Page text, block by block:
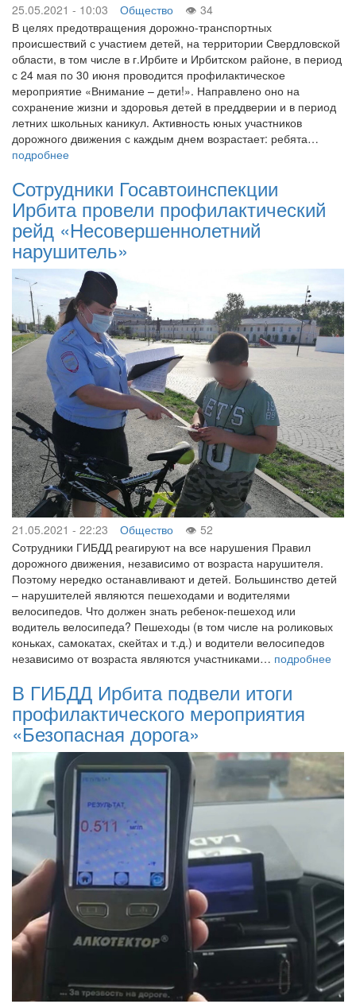
25.05.2021 - 10:03 Общество
34
В целях предотвращения дорожно-транспортных
происшествий с участием детей, на территории Свердловской
области, в том числе в г.Ирбите и Ирбитском районе, в период
с 24 мая по 30 июня проводится профилактическое
мероприятие «Внимание – дети!». Направлено оно на
сохранение жизни и здоровья детей в преддверии и в период
летних школьных каникул. Активность юных участников
дорожного движения с каждым днем возрастает: ребята…
подробнее
Сотрудники Госавтоинспекции
Ирбита провели профилактический
рейд «Несовершеннолетний
нарушитель»
21.05.2021 - 22:23 Общество
52
Сотрудники ГИБДД реагируют на все нарушения Правил
дорожного движения, независимо от возраста нарушителя.
Поэтому нередко останавливают и детей. Большинство детей
– нарушителей являются пешеходами и водителями
велосипедов. Что должен знать ребенок-пешеход или
водитель велосипеда? Пешеходы (в том числе на роликовых
коньках, самокатах, скейтах и т.д.) и водители велосипедов
независимо от возраста являются участниками… подробнее
В ГИБДД Ирбита подвели итоги
профилактического мероприятия
«Безопасная дорога»